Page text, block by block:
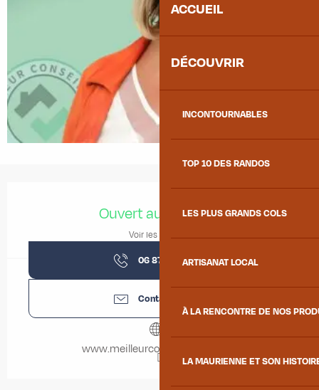
ACCUEIL
DÉCOUVRIR
INCONTOURNABLES
TOP 10 DES RANDOS
LES PLUS GRANDS COLS
ARTISANAT LOCAL
À LA RENCONTRE DE NOS
LA MAURIENNE ET SON
Ouvert aujourd'hui
Voir les horaires
06 87 54 57▒▒
Contactez-nous
www.meilleurconseil-immo.com